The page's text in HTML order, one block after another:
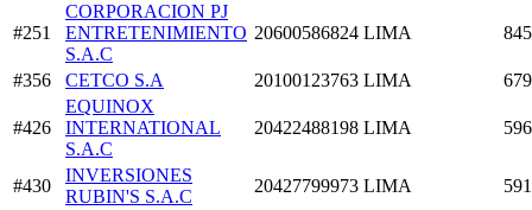
#251
CORPORACION PJ
ENTRETENIMIENTO
S.A.C
20600586824 LIMA
#356 CETCO S.A 20100123763 LIMA
#426
EQUINOX
INTERNATIONAL
S.A.C
20422488198 LIMA
#430
INVERSIONES
RUBIN'S S.A.C
20427799973 LIMA